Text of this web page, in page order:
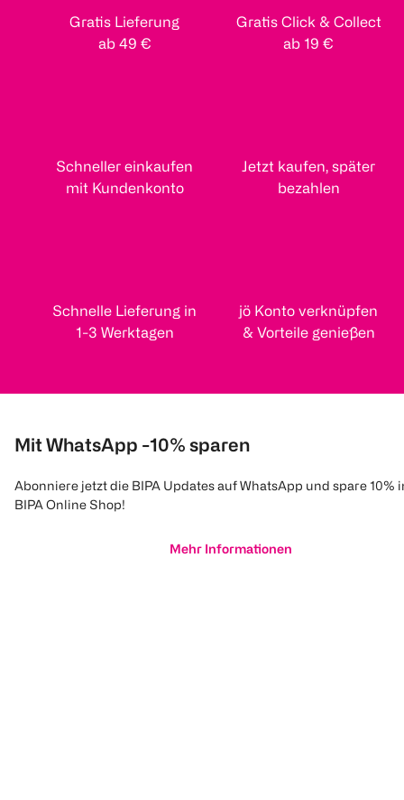
Gratis Lieferung
ab 49 €
Gratis Click & Collect
ab 19 €
Schneller einkaufen
mit Kundenkonto
Jetzt kaufen, später
bezahlen
Schnelle Lieferung in
1-3 Werktagen
jö Konto verknüpfen
& Vorteile genießen
Mit WhatsApp -10% sparen
Abonniere jetzt die BIPA Updates auf WhatsApp und spare 10%
BIPA Online Shop!
Mehr Informationen